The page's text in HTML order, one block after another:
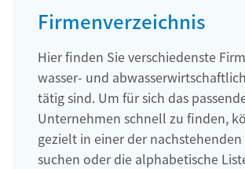
Firmenverzeichnis
Hier finden Sie verschiedenste
wasser- und
tätig sind. Um für sich das
Unternehmen schnell zu finden,
gezielt in einer der
suchen oder die alphabetische